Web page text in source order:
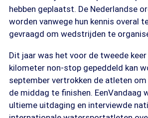
hebben geplaatst. De Nederlandse
worden vanwege hun kennis overal
gevraagd om wedstrijden te
Dit jaar was het voor de tweede
kilometer non-stop gepeddeld kan
september vertrokken de atleten
de middag te finishen. EenVandaag
ultieme uitdaging en interviewde